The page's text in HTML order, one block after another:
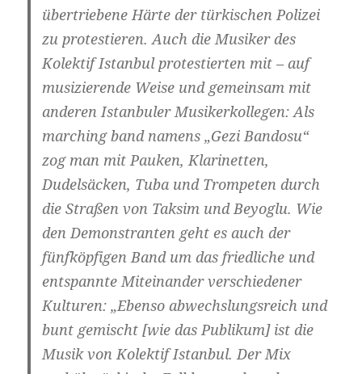
übertriebene Härte der türkischen Polizei
zu protestieren. Auch die Musiker des
Kolektif Istanbul protestierten mit – auf
musizierende Weise und gemeinsam mit
anderen Istanbuler Musikerkollegen: Als
marching band namens „Gezi Bandosu“
zog man mit Pauken, Klarinetten,
Dudelsäcken, Tuba und Trompeten durch
die Straßen von Taksim und Beyoglu. Wie
den Demonstranten geht es auch der
fünfköpfigen Band um das friedliche und
entspannte Miteinander verschiedener
Kulturen: „Ebenso abwechslungsreich und
bunt gemischt [wie das Publikum] ist die
Musik von Kolektif Istanbul. Der Mix